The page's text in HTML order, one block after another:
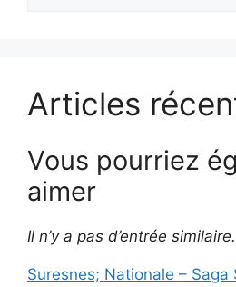
Articles
Vous pourriez
aimer
Il n’y a pas d’entrée similaire.
Suresnes; Nationale – Saga